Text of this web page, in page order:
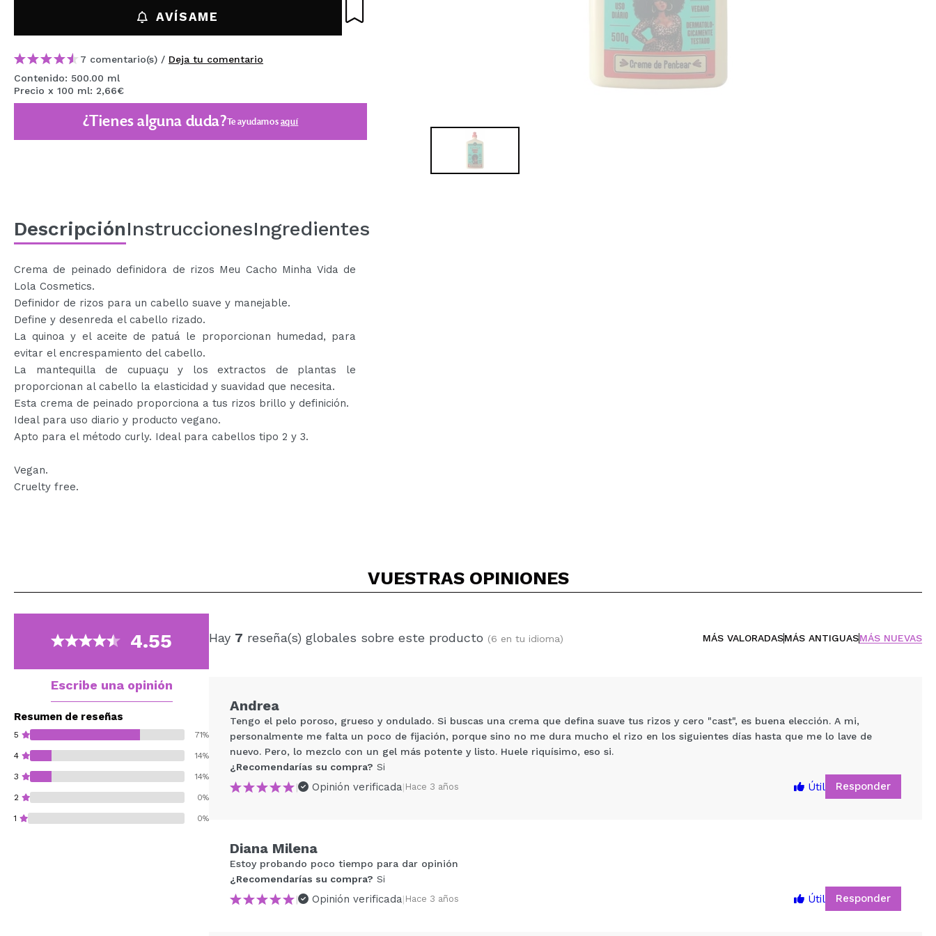
TRAVEL SIZE
NATURE
OFERTAS
PRÓXIMAMENTE
CREAR CUENTA
AVÍSAME
7 comentario(s) / Deja tu comentario
Contenido: 500.00 ml
Precio x 100 ml: 2,66€
¿Tienes alguna duda?Te ayudamosaquí
DescripciónInstruccionesIngredientes
Crema de peinado definidora de rizos Meu Cacho Minha Vida de
Lola Cosmetics.
Definidor de rizos para un cabello suave y manejable.
Define y desenreda el cabello rizado.
La quinoa y el aceite de patuá le proporcionan humedad, para
evitar el encrespamiento del cabello.
La mantequilla de cupuaçu y los extractos de plantas le
proporcionan al cabello la elasticidad y suavidad que necesita.
Esta crema de peinado proporciona a tus rizos brillo y definición.
Ideal para uso diario y producto vegano.
Apto para el método curly. Ideal para cabellos tipo 2 y 3.
Vegan.
Cruelty free.
VUESTRAS OPINIONES
4.55
Escribe una opinión
Resumen de reseñas
5 71%
4 14%
3 14%
2 0%
1 0%
Hay 7 reseña(s) globales sobre este producto (6 en tu idioma) MÁS VALORADASMÁS ANTIGUASMÁS NUEVAS
¿Recomendarías su compra? Si No
Andrea
Tengo el pelo poroso, grueso y ondulado. Si buscas una crema que defina suave tus rizos y cero "cast", es buena elección. A mi,
personalmente me falta un poco de fijación, porque sino no me dura mucho el rizo en los siguientes días hasta que me lo lave de
nuevo. Pero, lo mezclo con un gel más potente y listo. Huele riquísimo, eso si.
¿Recomendarías su compra? Si
|
Opinión verificada| Hace 3 años Útil Responder
Diana Milena
Estoy probando poco tiempo para dar opinión
¿Recomendarías su compra? Si
|
Opinión verificada| Hace 3 años Útil Responder